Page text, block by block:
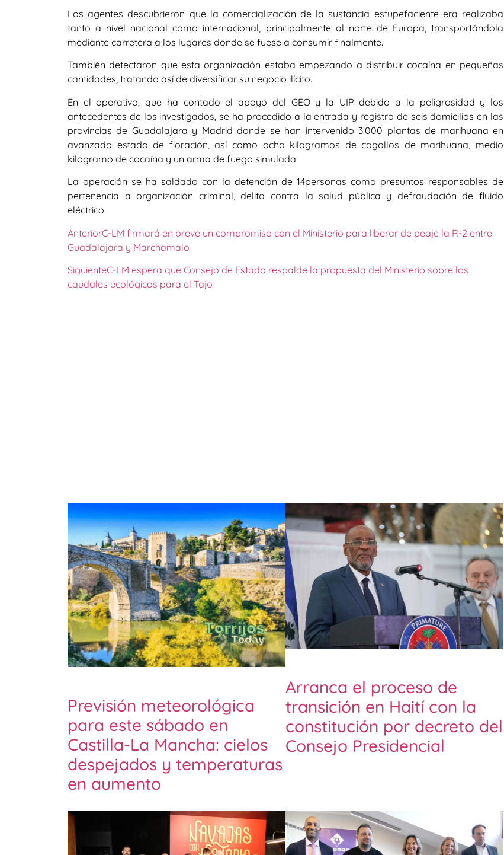
Los agentes descubrieron que la comercialización de la sustancia estupefaciente era realizaba
tanto a nivel nacional como internacional, principalmente al norte de Europa, transportándola
mediante carretera a los lugares donde se fuese a consumir finalmente.
También detectaron que esta organización estaba empezando a distribuir cocaína en pequeñas
cantidades, tratando así de diversificar su negocio ilícito.
En el operativo, que ha contado el apoyo del GEO y la UIP debido a la peligrosidad y los
antecedentes de los investigados, se ha procedido a la entrada y registro de seis domicilios en las
provincias de Guadalajara y Madrid donde se han intervenido 3.000 plantas de marihuana en
avanzado estado de floración, así como ocho kilogramos de cogollos de marihuana, medio
kilogramo de cocaína y un arma de fuego simulada.
La operación se ha saldado con la detención de 14personas como presuntos responsables de
pertenencia a organización criminal, delito contra la salud pública y defraudación de fluido
eléctrico.
AnteriorC-LM firmará en breve un compromiso con el Ministerio para liberar de peaje la R-2 entre
Guadalajara y Marchamalo
SiguienteC-LM espera que Consejo de Estado respalde la propuesta del Ministerio sobre los
caudales ecológicos para el Tajo
Previsión meteorológica
para este sábado en
Castilla-La Mancha: cielos
despejados y temperaturas
en aumento
Arranca el proceso de
transición en Haití con la
constitución por decreto del
Consejo Presidencial